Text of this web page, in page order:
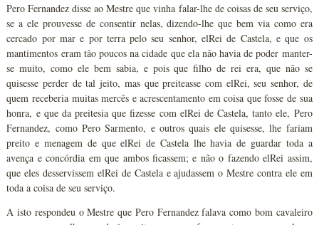
Pero Fernandez disse ao Mestre que vinha falar-lhe de coisas de seu serviço,
se a ele prouvesse de consentir nelas, dizendo-lhe que bem via como era
cercado por mar e por terra pelo seu senhor, elRei de Castela, e que os
mantimentos eram tão poucos na cidade que ela não havia de poder manter-
se muito, como ele bem sabia, e pois que filho de rei era, que não se
quisesse perder de tal jeito, mas que preiteasse com elRei, seu senhor, de
quem receberia muitas mercês e acrescentamento em coisa que fosse de sua
honra, e que da preitesia que fizesse com elRei de Castela, tanto ele, Pero
Fernandez, como Pero Sarmento, e outros quais ele quisesse, lhe fariam
preito e menagem de que elRei de Castela lhe havia de guardar toda a
avença e concórdia em que ambos ficassem; e não o fazendo elRei assim,
que eles desservissem elRei de Castela e ajudassem o Mestre contra ele em
toda a coisa de seu serviço.
A isto respondeu o Mestre que Pero Fernandez falava como bom cavaleiro